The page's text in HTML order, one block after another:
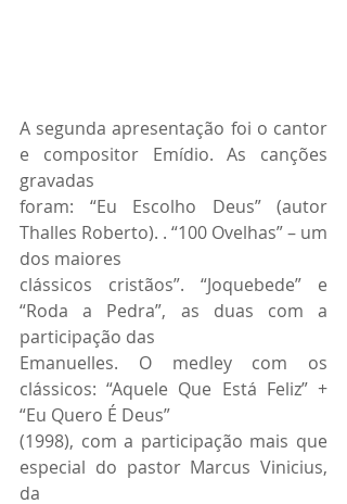
A segunda apresentação foi o cantor
e compositor Emídio. As canções
gravadas
foram: “Eu Escolho Deus” (autor
Thalles Roberto). . “100 Ovelhas” – um
dos maiores
clássicos cristãos”. “Joquebede” e
“Roda a Pedra”, as duas com a
participação das
Emanuelles. O medley com os
clássicos: “Aquele Que Está Feliz” +
“Eu Quero É Deus”
(1998), com a participação mais que
especial do pastor Marcus Vinicius,
da